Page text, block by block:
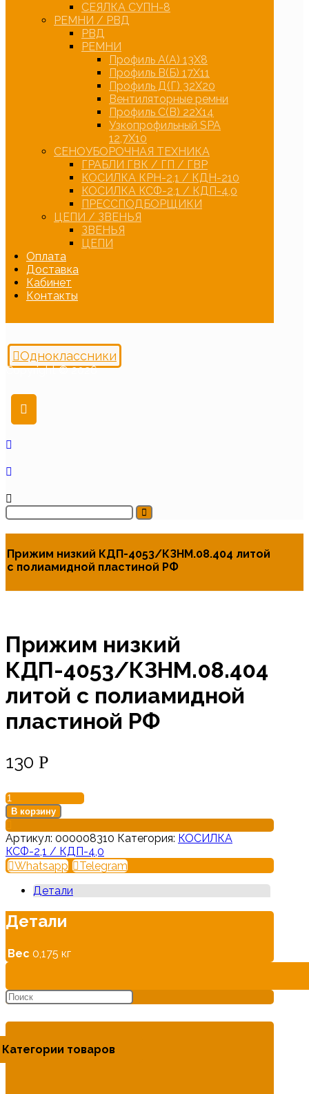
СЕЯЛКА СУПН-8
РЕМНИ / РВД
РВД
РЕМНИ
Профиль А(А) 13Х8
Профиль В(Б) 17Х11
Профиль Д(Г) 32Х20
Вентиляторные ремни
Профиль С(В) 22Х14
Узкопрофильный SPA
12,7Х10
СЕНОУБОРОЧНАЯ ТЕХНИКА
ГРАБЛИ ГВК / ГП / ГВР
КОСИЛКА КРН-2,1 / КДН-210
КОСИЛКА КСФ-2,1 / КДП-4,0
ПРЕССПОДБОРЩИКИ
ЦЕПИ / ЗВЕНЬЯ
ЗВЕНЬЯ
ЦЕПИ
Оплата
Доставка
Кабинет
Контакты
Одноклассники
Copyright © 2026
Прижим низкий КДП-4053/КЗНМ.08.404 литой
с полиамидной пластиной РФ
Прижим низкий
КДП-4053/КЗНМ.08.404
литой с полиамидной
пластиной РФ
130 Р
Количество
товара
Прижим
низкий
КДП-4053/
КЗНМ.08.404
литой
пластиной
РФ
В корзину
Артикул: 000008310 Категория: КОСИЛКА
КСФ-2,1 / КДП-4,0
Whatsapp
Telegram
Детали
Детали
Вес 0,175 кг
Категории товаров